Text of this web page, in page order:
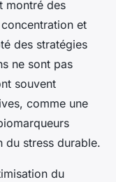
montré des
et
des stratégies
ne sont pas
souvent
comme une
du stress durable.
du